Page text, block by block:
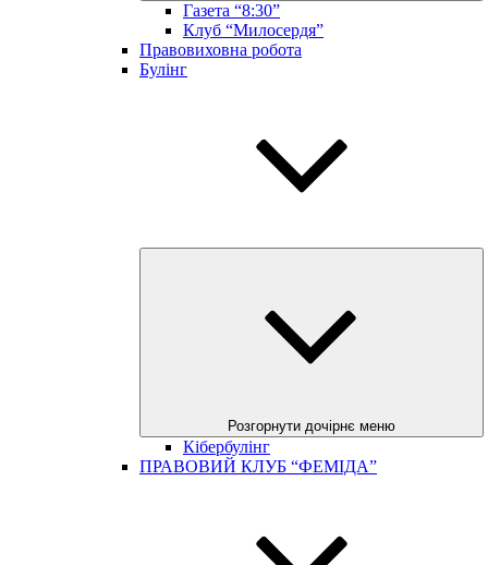
Газета “8:30”
Клуб “Милосердя”
Правовиховна робота
Булінг
Розгорнути дочірнє меню
Кібербулінг
ПРАВОВИЙ КЛУБ “ФЕМІДА”